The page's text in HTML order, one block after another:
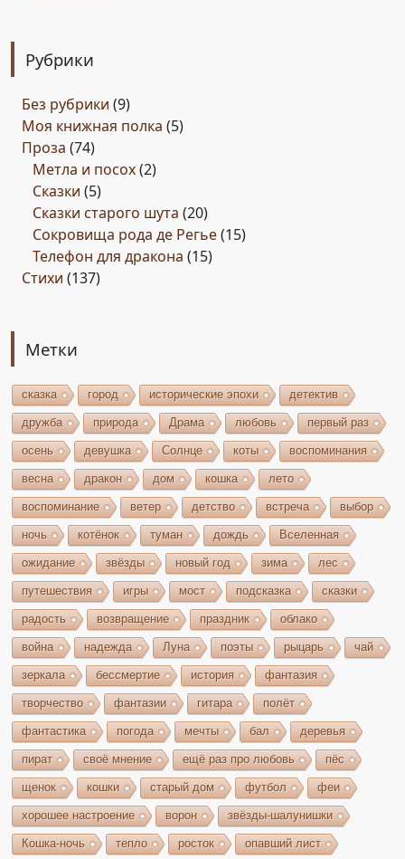
Рубрики
Без рубрики (9)
Моя книжная полка (5)
Проза (74)
Метла и посох(2)
Сказки (5)
Сказки старого шута (20)
Сокровища рода де Регье(15)
Телефон для дракона (15)
Стихи (137)
Метки
сказка город исторические эпохи детектив
дружба природа Драма любовь первый раз
осень девушка Солнце коты воспоминания
весна дракон дом кошка лето
воспоминание ветер детство встреча выбор
ночь котёнок туман дождь Вселенная
ожидание звёзды новый год зима лес
путешествия игры мост подсказка сказки
радость возвращение праздник облако
война надежда Луна поэты рыцарь чай
зеркала бессмертие история фантазия
творчество фантазии гитара полёт
фантастика погода мечты бал деревья
пират своё мнение ещё раз про любовь пёс
щенок кошки старый дом футбол феи
хорошее настроение ворон звёзды-шалунишки
Кошка-ночь тепло росток опавший лист